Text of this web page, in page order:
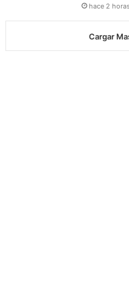
hace 2 horas
Cargar